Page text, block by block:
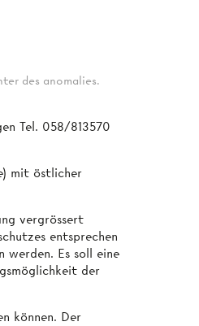
des anomalies.
Tel. 058/813570
mit östlicher
vergrössert
entsprechen
werden. Es soll eine
der
können. Der